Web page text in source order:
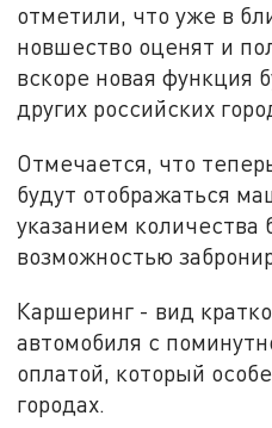
отметили, что уже в
новшество оценят и
вскоре новая функция
других российских
Отмечается, что
будут отображаться
указанием количества
возможностью
Каршеринг - вид
автомобиля с
оплатой, который
городах.